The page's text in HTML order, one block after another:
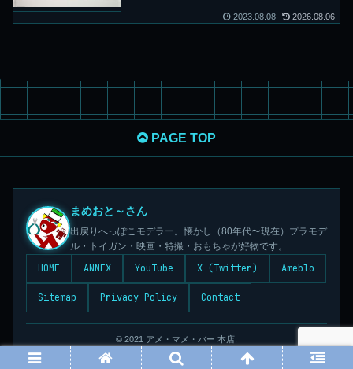
2023.08.08 2026.08.06
PAGE TOP
まめおと～さん
出戻りへっぽこモデラー。懐かし（80年代〜現在）プラモデ
ル・トイガン・映画・特撮・おもちゃが好物です。
HOME ANNEX YouTube X (Twitter) Ameblo
Sitemap Privacy-Policy Contact
© 2021 アメ・マメ・バー 本店.